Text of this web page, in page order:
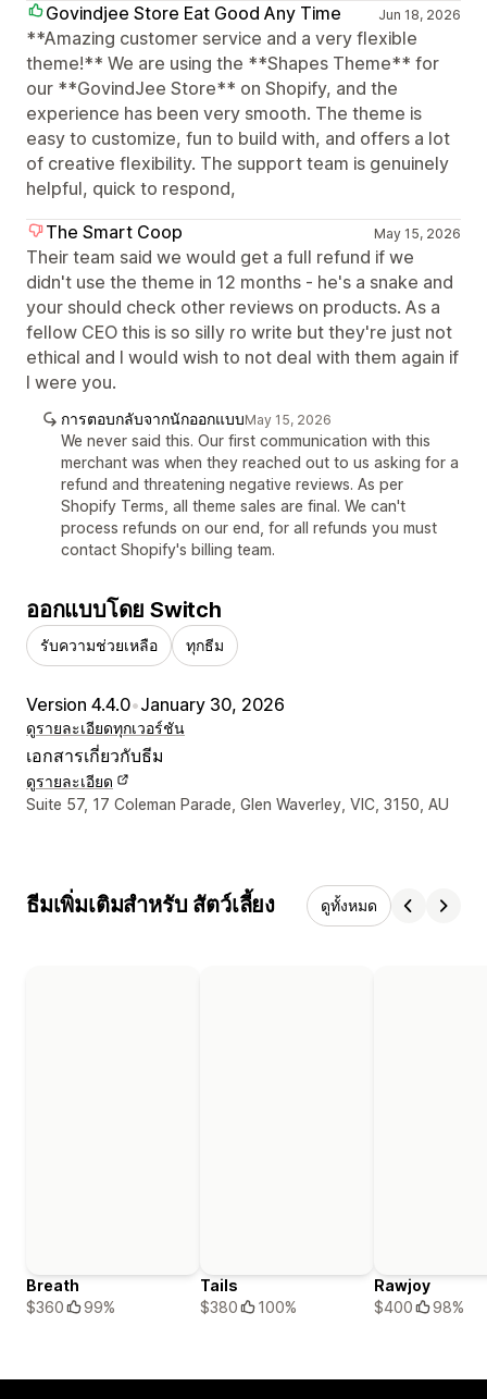
Govindjee Store Eat Good Any Time
Jun 18, 2026
**Amazing customer service and a very flexible
theme!** We are using the **Shapes Theme** for
our **GovindJee Store** on Shopify, and the
experience has been very smooth. The theme is
easy to customize, fun to build with, and offers a lot
of creative flexibility. The support team is genuinely
helpful, quick to respond,
The Smart Coop
May 15, 2026
Their team said we would get a full refund if we
didn't use the theme in 12 months - he's a snake and
your should check other reviews on products. As a
fellow CEO this is so silly ro write but they're just not
ethical and I would wish to not deal with them again if
I were you.
การตอบกลับจากนักออกแบบMay 15, 2026
We never said this. Our first communication with this
merchant was when they reached out to us asking for a
refund and threatening negative reviews. As per
Shopify Terms, all theme sales are final. We can't
process refunds on our end, for all refunds you must
contact Shopify's billing team.
ออกแบบโดย Switch
รับความช่วยเหลือ ทุกธีม
Version 4.4.0•January 30, 2026
ดูรายละเอียดทุกเวอร์ชัน
เอกสารเกี่ยวกับธีม
ดูรายละเอียด
รายละเอียดการติดต่อผู้ออกแบบ
Suite 57, 17 Coleman Parade, Glen Waverley, VIC, 3150, AU
ธีมเพิ่มเติมสำหรับ สัตว์เลี้ยง ดูทั้งหมด
Breath
$360
99%
Tails
$380
100%
Rawjoy
$400
98%